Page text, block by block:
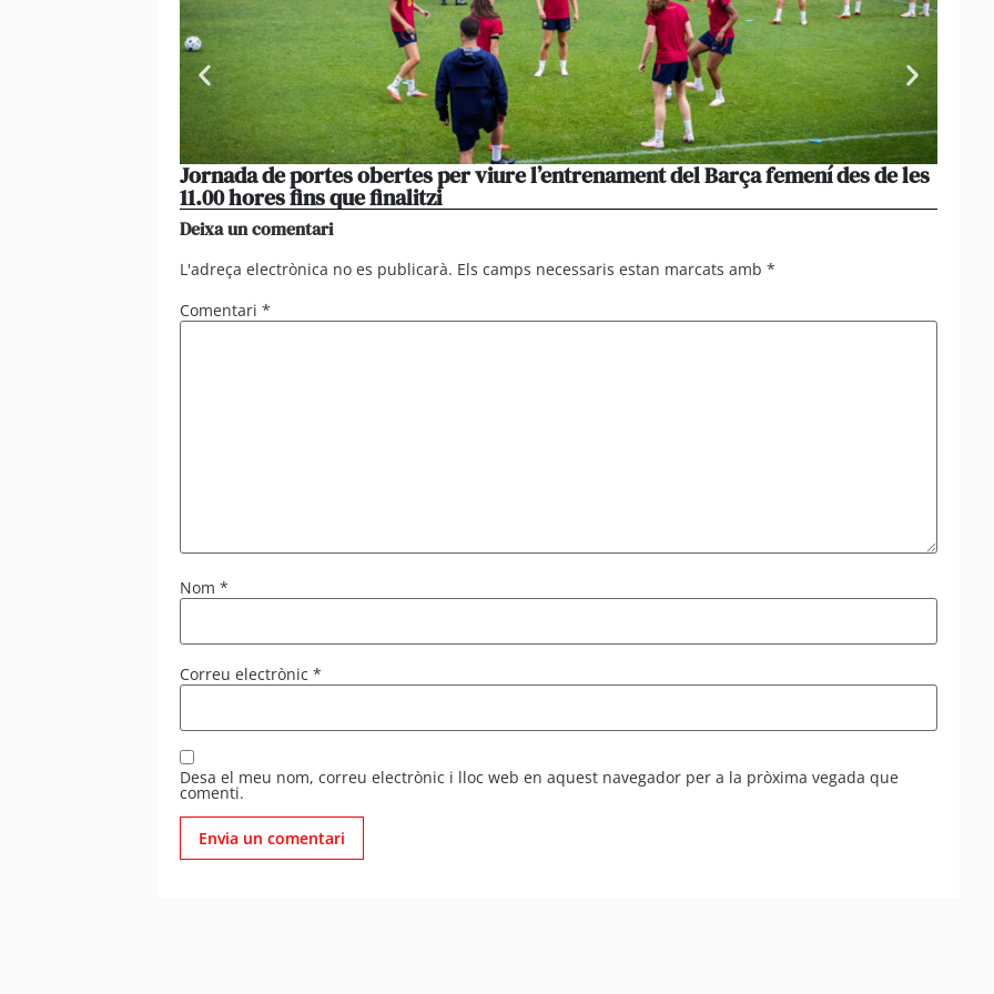
Jornada de portes obertes per viure l’entrenament del Barça femení des de les
11.00 hores fins que finalitzi
La
Deixa un comentari
L'adreça electrònica no es publicarà. Els camps necessaris estan marcats amb *
Comentari *
Nom *
Correu electrònic *
Desa el meu nom, correu electrònic i lloc web en aquest navegador per a la pròxima vegada que
comenti.